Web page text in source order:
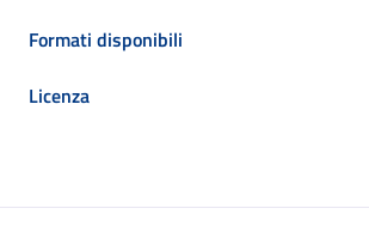
Formati disponibili
Licenza